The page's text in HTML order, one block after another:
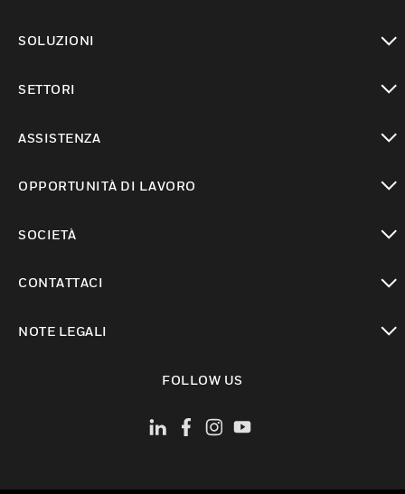
SOLUZIONI
SETTORI
ASSISTENZA
OPPORTUNITÀ DI LAVORO
SOCIETÀ
CONTATTACI
NOTE LEGALI
FOLLOW US